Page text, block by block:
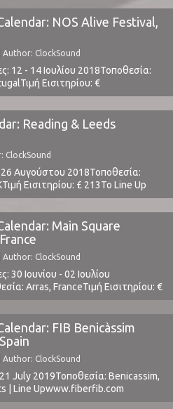
NOS Alive Festival,
ClockSound
12 - 14 Ιουλίου 2018Τοποθεσία:
Εισιτηρίου: €
50,000Το Line Up
in Chains, At The Drive In,
Bernardo, Chvrches, Dead
Eels, Franz Ferdinand, Friendly
Future Islands, Here's Johnny, Jack
Mallu Magalhães, Marmozets,
Brook Trout, MGMT, Nine Inch ...
Reading & Leeds
ClockSound
26 Αυγούστου 2018Τοποθεσία:
Εισιτηρίου: £ 213Το Line Up
/ www.leedsfestival.com
Main Square
ClockSound
30 Ιουνίου - 02 Ιουλίου
Arras, FranceΤιμή Εισιτηρίου: €
40,000Το Line Up
Major Lazer, System Of
t.b.a.www.mainsquarefestival.fr⁪
FIB Benicàssim
ClockSound
July 2019Τοποθεσία: Benicassim,
| Line Upwww.fiberfib.com